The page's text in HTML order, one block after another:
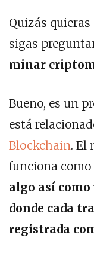
Quizás
sigas
minar
Bueno, es un
está
Blockchain. El
funciona como
algo así
donde cada
registrada